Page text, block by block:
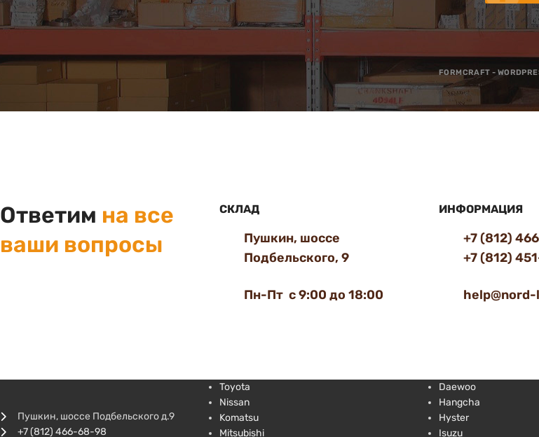
FORMCRAFT -
Ответим на все
ваши вопросы
СКЛАД
Пушкин, шоссе
Подбельского, 9
Пн-Пт с 9:00 до 18:00
ИНФОРМАЦИЯ
+7 (812)
+7 (812)
Пушкин, шоссе Подбельского д.9
+7 (812) 466-68-98
Toyota
Nissan
Komatsu
Mitsubishi
Daewoo
Hangcha
Hyster
Isuzu